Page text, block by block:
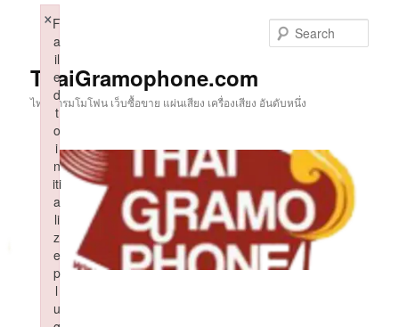
ThaiGramophone.com
ไทยแกรมโมโฟน เว็บซื้อขาย แผ่นเสียง เครื่องเสียง อันดับหนึ่ง
F
a
il
e
d
t
o
i
n
iti
a
li
z
e
p
l
u
×